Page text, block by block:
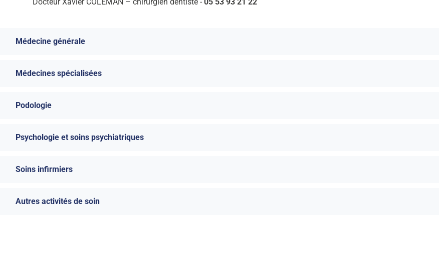
Médecine générale
Médecines spécialisées
Podologie
Psychologie et soins psychiatriques
Soins infirmiers
Autres activités de soin